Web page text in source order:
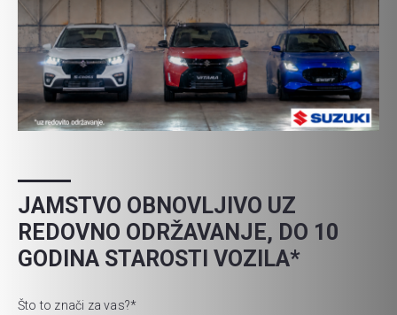
JAMSTVO OBNOVLJIVO UZ
REDOVNO ODRŽAVANJE, DO 10
GODINA STAROSTI VOZILA*
Što to znači za vas?*